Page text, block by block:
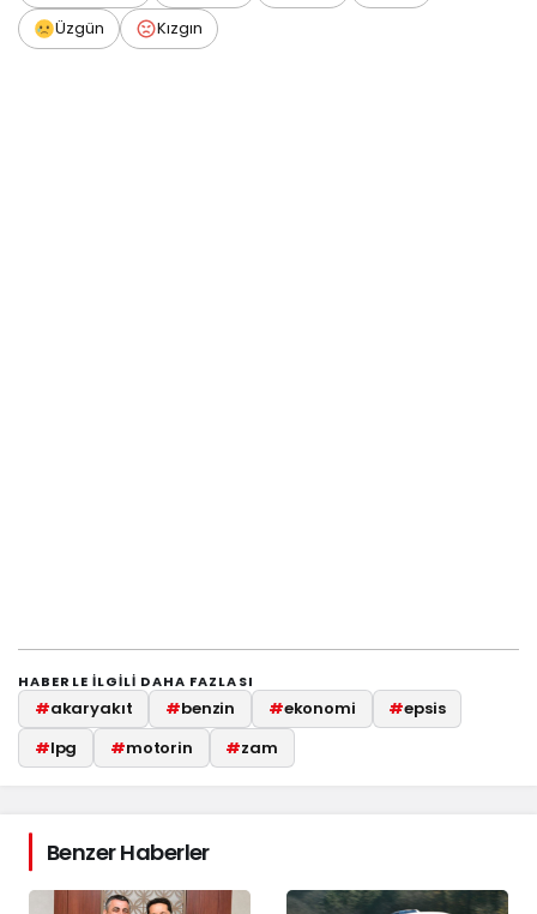
Üzgün
Kızgın
HABERLE ILGILI DAHA FAZLASI
#akaryakıt #benzin #ekonomi #epsis
#lpg #motorin #zam
Benzer Haberler